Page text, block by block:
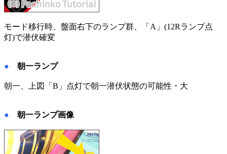
モード移行時、盤面右下のランプ群、「A」(12Rランプ点
灯)で潜伏確変
● 朝一ランプ
朝一、上図「B」点灯で朝一潜伏状態の可能性・大
● 朝一ランプ画像